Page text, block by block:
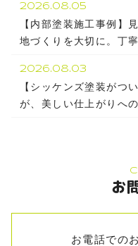
2026.08.05
【内部塗装施工事例】
地づくりを大切に。丁
2026.08.03
【シッケンズ塗装がつ
が、美しい仕上がりへ
お
お電話での